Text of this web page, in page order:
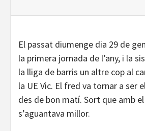
El passat diumenge dia 29 de
la primera jornada de l’any, i la
la lliga de barris un altre cop al
la UE Vic. El fred va tornar a ser
des de bon matí. Sort que amb
s’aguantava millor.